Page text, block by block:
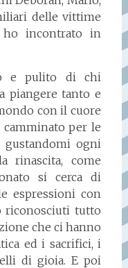
delle vittime
incontrato in
e pulito di chi
piangere tanto e
con il cuore
camminato per le
gustandomi ogni
rinascita, come
si cerca di
espressioni con
riconosciuti tutto
che ci hanno
ed i sacrifici, i
di gioia. E poi